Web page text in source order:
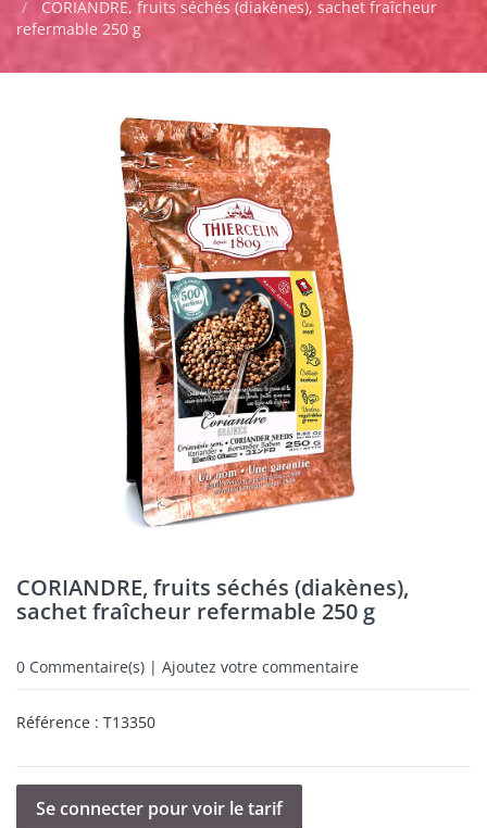
CORIANDRE, fruits séchés (diakènes), sachet fraîcheur
refermable 250 g
CORIANDRE, fruits séchés (diakènes),
sachet fraîcheur refermable 250 g
0 Commentaire(s) | Ajoutez votre commentaire
Référence : T13350
Se connecter pour voir le tarif